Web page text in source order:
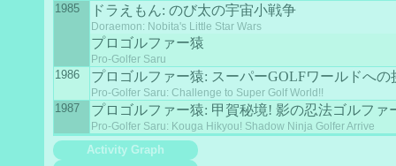
1985 ドラえもん: のび太の宇宙小戦争
Doraemon: Nobita's Little Star Wars
プロゴルファー猿
Pro-Golfer Saru
1986 プロゴルファー猿: スーパーGOLFワールドへの
Pro-Golfer Saru: Challenge to Super Golf World!!
1987 プロゴルファー猿: 甲賀秘境! 影の忍法ゴルファ
Pro-Golfer Saru: Kouga Hikyou! Shadow Ninja Golfer Arrive
Activity Graph